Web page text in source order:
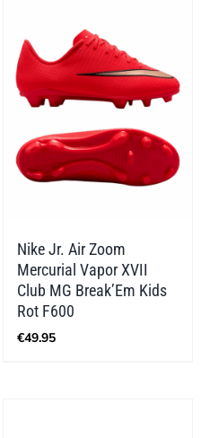
Nike Jr. Air Zoom
Mercurial Vapor XVII
Club MG Break’Em Kids
Rot F600
€49.95